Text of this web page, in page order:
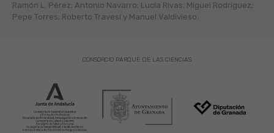
Ramón L. Pérez; Antonio Navarro; Lucía Rivas; Miguel Rodríguez;
Pepe Torres; Roberto Travesí y Manuel Valdivieso.
CONSORCIO PARQUE DE LAS CIENCIAS